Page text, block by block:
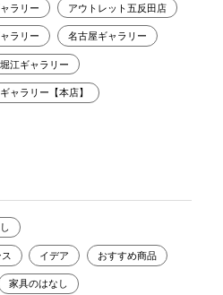
ラリー アウトレット五反田店
ラリー 名古屋ギャラリー
江ギャラリー
ャラリー【本店】
イデア おすすめ商品
家具のはなし